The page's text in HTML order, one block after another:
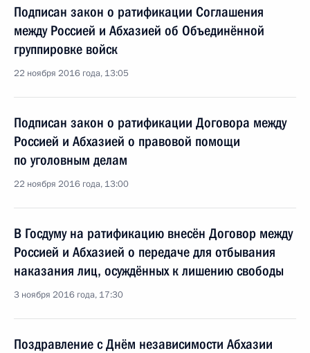
Подписан закон о ратификации Соглашения
между Россией и Абхазией об Объединённой
группировке войск
22 ноября 2016 года, 13:05
Подписан закон о ратификации Договора между
Россией и Абхазией о правовой помощи
по уголовным делам
22 ноября 2016 года, 13:00
В Госдуму на ратификацию внесён Договор между
Россией и Абхазией о передаче для отбывания
наказания лиц, осуждённых к лишению свободы
3 ноября 2016 года, 17:30
Поздравление с Днём независимости Абхазии